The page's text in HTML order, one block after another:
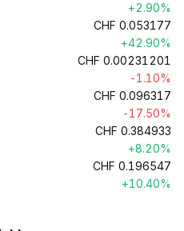
+2.90%
CHF 0.053177
+42.90%
CHF 0.00231201
-1.10%
CHF 0.096317
-17.50%
CHF 0.384933
+8.20%
CHF 0.196547
+10.40%